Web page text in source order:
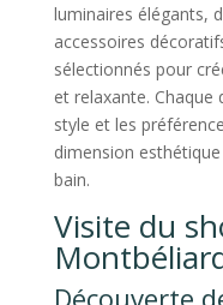
luminaires élégants,
accessoires
sélectionnés pour
et relaxante.
style et les
dimension
bain.
Visite du
Découverte